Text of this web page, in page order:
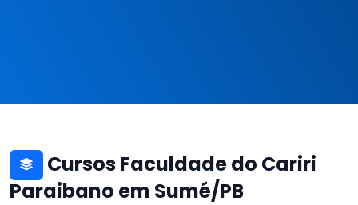
Cursos Faculdade do Cariri
Paraibano em Sumé/PB